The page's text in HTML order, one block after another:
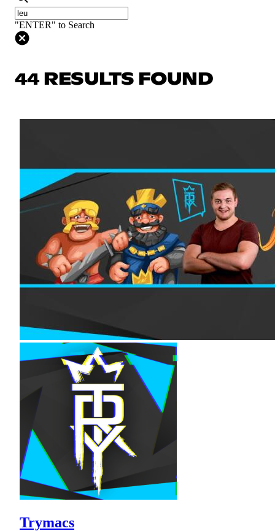
"ENTER" to Search
44 RESULTS FOUND
Trymacs